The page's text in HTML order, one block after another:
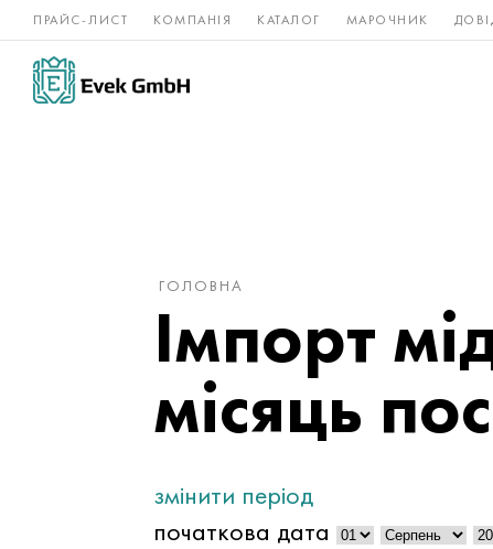
ПРАЙС-ЛИСТ КОМПАНІЯ КАТАЛОГ МАРОЧНИК
Нікелеві
сплави
ГОЛОВНА
Імпорт
місяць
змінити період
початкова дата